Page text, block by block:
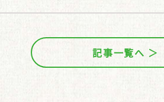
記事一覧へ ＞